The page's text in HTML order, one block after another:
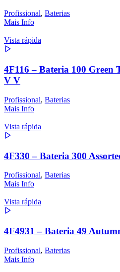
Profissional, Baterias
Mais Info
Vista rápida
4F116 – Bateria 100 Green
V V
Profissional, Baterias
Mais Info
Vista rápida
4F330 – Bateria 300
Profissional, Baterias
Mais Info
Vista rápida
4F4931 – Bateria 49
Profissional, Baterias
Mais Info